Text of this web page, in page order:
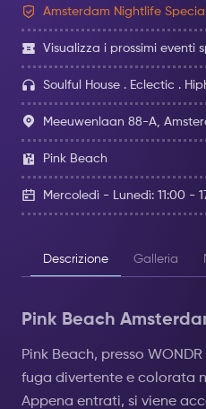
Amsterdam Nightlife
Visualizza i prossimi eventi
Soulful House . Eclectic .
Meeuwenlaan 88-A,
Pink Beach
Mercoledì - Lunedì: 11:00 -
Descrizione Galleria
Pink Beach
Pink Beach, presso
fuga divertente e colorata
Appena entrati, si viene